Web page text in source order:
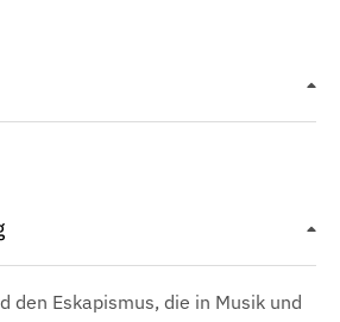
den Eskapismus, die in Musik und